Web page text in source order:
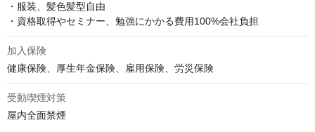
・服装、髪色髪型自由
・資格取得やセミナー、勉強にかかる費用100%会社負担
加入保険
健康保険、厚生年金保険、雇用保険、労災保険
受動喫煙対策
屋内全面禁煙